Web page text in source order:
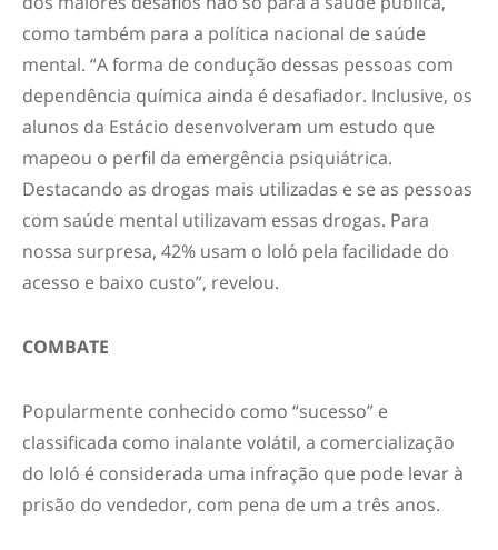
como também para a política nacional de saúde
mental. “A forma de condução dessas pessoas com
dependência química ainda é desafiador. Inclusive, os
alunos da Estácio desenvolveram um estudo que
mapeou o perfil da emergência psiquiátrica.
Destacando as drogas mais utilizadas e se as pessoas
com saúde mental utilizavam essas drogas. Para
nossa surpresa, 42% usam o loló pela facilidade do
acesso e baixo custo”, revelou.
COMBATE
Popularmente conhecido como “sucesso” e
classificada como inalante volátil, a comercialização
do loló é considerada uma infração que pode levar à
prisão do vendedor, com pena de um a três anos.